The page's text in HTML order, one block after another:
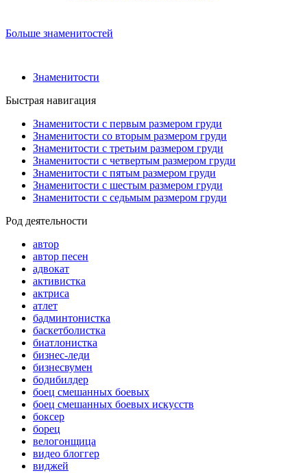
Больше знаменитостей
Знаменитости
Быстрая навигация
Знаменитости с первым размером груди
Знаменитости со вторым размером груди
Знаменитости с третьим размером груди
Знаменитости с четвертым размером груди
Знаменитости с пятым размером груди
Знаменитости с шестым размером груди
Знаменитости с седьмым размером груди
Род деятельности
автор
автор песен
адвокат
активистка
актриса
атлет
бадминтонистка
баскетболистка
биатлонистка
бизнес-леди
бизнесвумен
бодибилдер
боец смешанных боевых
боец смешанных боевых искусств
боксер
борец
велогонщица
видео блоггер
виджей